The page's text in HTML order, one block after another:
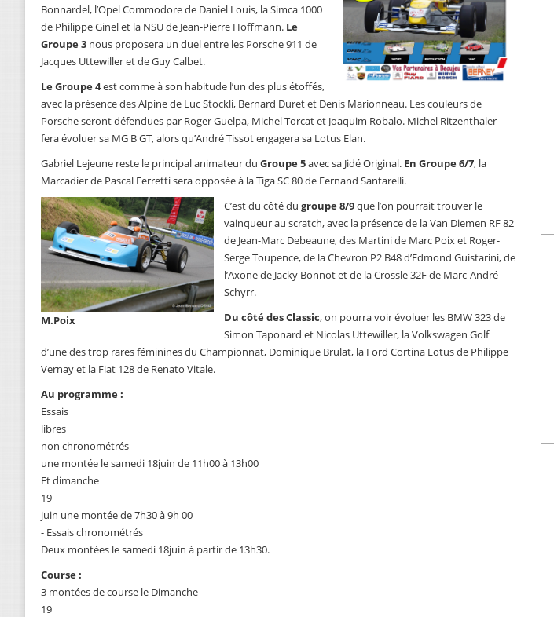
Bonnardel, l’Opel Commodore de Daniel Louis, la Simca 1000
de Philippe Ginel et la NSU de Jean-Pierre Hoffmann. Le
Groupe 3 nous proposera un duel entre les Porsche 911 de
Jacques Uttewiller et de Guy Calbet.
Le Groupe 4est comme à son habitude l’un des plus étoffés,
avec la présence des Alpine de Luc Stockli, Bernard Duret et Denis Marionneau. Les couleurs de
Porsche seront défendues par Roger Guelpa, Michel Torcat et Joaquim Robalo. Michel Ritzenthaler
fera évoluer sa MG B GT, alors qu’André Tissot engagera sa Lotus Elan.
Gabriel Lejeune reste le principal animateur du Groupe 5avec sa Jidé Original. En Groupe 6/7, la
Marcadier de Pascal Ferretti sera opposée à la Tiga SC 80 de Fernand Santarelli.
M.Poix
C’est du côté du groupe 8/9que l’on pourrait trouver le
vainqueur au scratch, avec la présence de la Van Diemen RF 82
de Jean-Marc Debeaune, des Martini de Marc Poix et Roger-
Serge Toupence, de la Chevron P2 B48 d’Edmond Guistarini, de
l’Axone de Jacky Bonnot et de la Crossle 32F de Marc-André
Schyrr.
Du côté des Classic, on pourra voir évoluer les BMW 323 de
Simon Taponard et Nicolas Uttewiller, la Volkswagen Golf
d’une des trop rares féminines du Championnat, Dominique Brulat, la Ford Cortina Lotus de Philippe
Vernay et la Fiat 128 de Renato Vitale.
Au programme :
Essais
libres
non chronométrés
une montée le samedi 18juin de 11h00 à 13h00
Et dimanche
19
juin une montée de 7h30 à 9h 00
- Essais chronométrés
Deux montées le samedi 18juin à partir de 13h30.
Course :
3 montées de course le Dimanche
19